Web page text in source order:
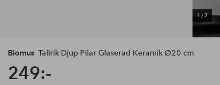
1 /2
Blomus Tallrik Djup Pilar Glaserad Keramik Ø20 cm
249:-